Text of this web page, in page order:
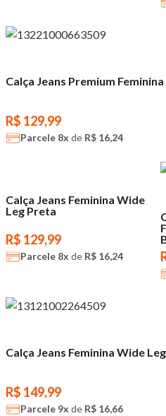
Calça Jeans Premium
R$ 129,99
Parcele 8x de R$ 16,24
Calça Jeans Feminina Wide
Leg Preta
R$ 129,99
Parcele 8x de R$ 16,24
Calça Jeans Feminina Wide
R$ 149,99
Parcele 9x de R$ 16,66